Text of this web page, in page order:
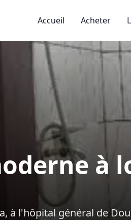
Accueil Acheter
à
à l'hôpital général de